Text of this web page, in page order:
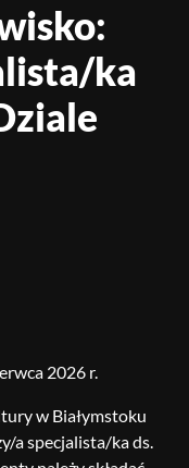
ka
2026 r.
w Białymstoku
a specjalista/ka ds.